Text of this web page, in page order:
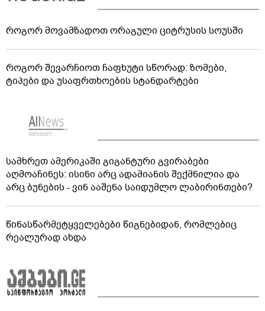
როგორ მოვამზადოთ ორაგული ციტრუსის სოუსში
როგორ შევარჩიოთ ჩაფხუტი სწორად: ზომები,
ტიპები და უსაფრთხოების სტანდარტები
სამხრეთ ამერიკაში გიგანტური გვირაბები
აღმოაჩინეს: ისინი არც ადამიანის შექმნილია და
არც ბუნების - ვინ ააშენა საიდუმლო ლაბირინთები?
წინასწარმეტყველებები წიგნებიდან, რომლებიც
რეალურად ახდა